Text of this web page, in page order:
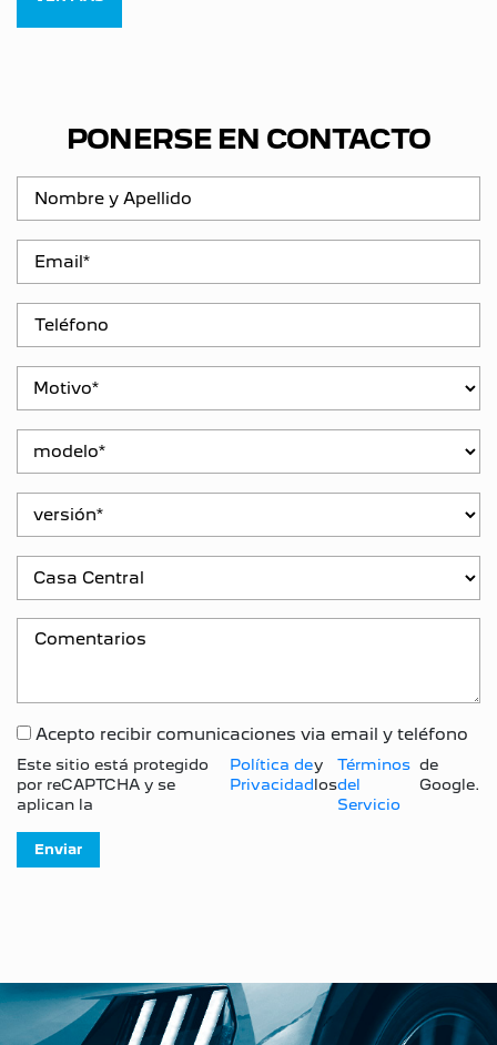
PONERSE EN CONTACTO
Acepto recibir comunicaciones via email y teléfono
Este sitio está protegido
por reCAPTCHA y se
aplican la
Política de
Privacidad
y
los
Términos
del
Servicio
de
Google.
Enviar